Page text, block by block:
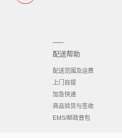
配送帮助
配送范围及运费
上门自提
加急快递
商品验货与签收
EMS/邮政普包